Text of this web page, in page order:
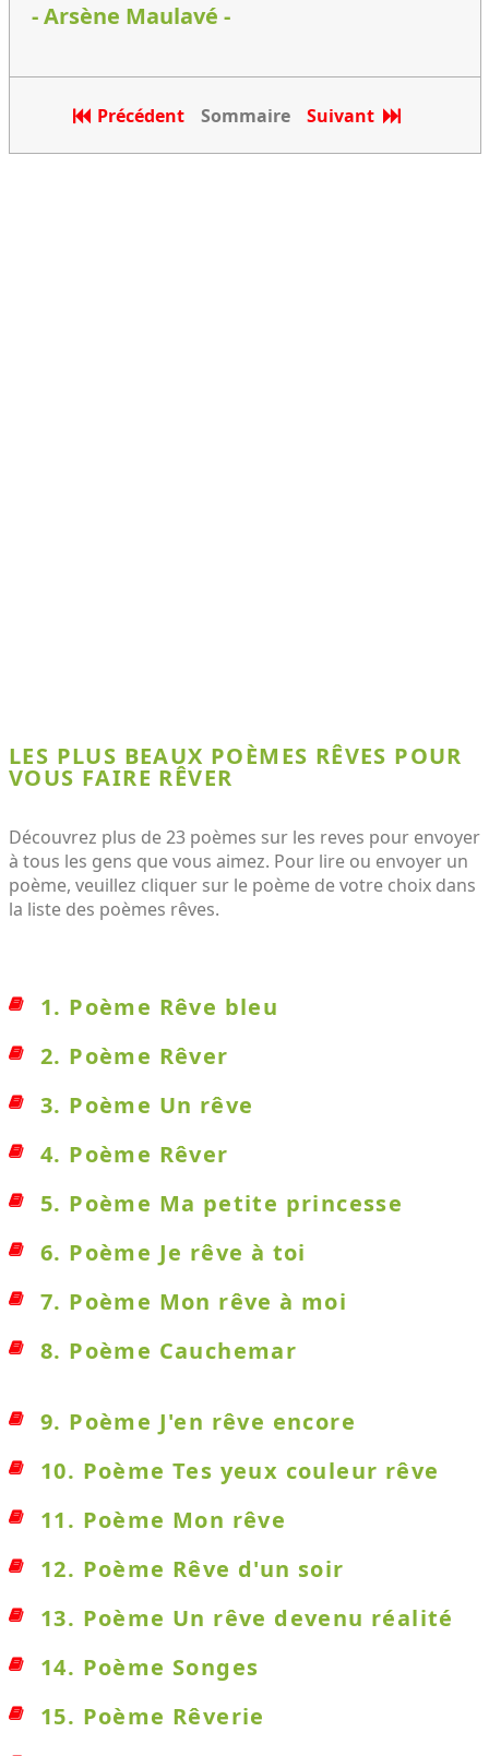
- Arsène Maulavé -
Précédent Sommaire Suivant
LES PLUS BEAUX POÈMES RÊVES POUR
VOUS FAIRE RÊVER
Découvrez plus de 23 poèmes sur les reves pour envoyer
à tous les gens que vous aimez. Pour lire ou envoyer un
poème, veuillez cliquer sur le poème de votre choix dans
la liste des poèmes rêves.
1. Poème Rêve bleu
2. Poème Rêver
3. Poème Un rêve
4. Poème Rêver
5. Poème Ma petite princesse
6. Poème Je rêve à toi
7. Poème Mon rêve à moi
8. Poème Cauchemar
9. Poème J'en rêve encore
10. Poème Tes yeux couleur rêve
11. Poème Mon rêve
12. Poème Rêve d'un soir
13. Poème Un rêve devenu réalité
14. Poème Songes
15. Poème Rêverie